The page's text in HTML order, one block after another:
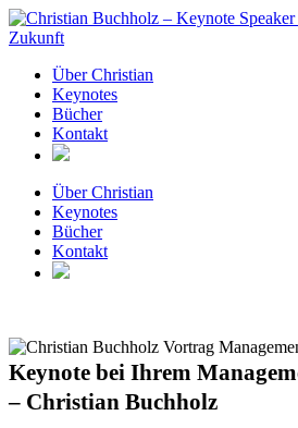
Zum
Inhalt
Über Christian
Keynotes
Bücher
Kontakt
Über Christian
Keynotes
Bücher
Kontakt
Keynote bei Ihrem
– Christian Buchholz